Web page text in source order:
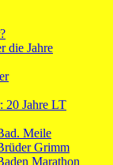
die Jahre
20 Jahre LT
Meile
Grimm
Marathon